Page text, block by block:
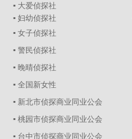
▪ 大爱侦探社
▪ 妇幼侦探社
▪ 女子侦探社
▪ 警民侦探社
▪ 晚晴侦探社
▪ 全国新女性
▪ 新北市侦探商业同业公会
▪ 桃园市侦探商业同业公会
▪ 台中市侦探商业同业公会